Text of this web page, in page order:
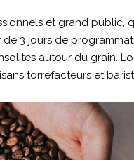
et grand public,
3 jours de
autour du grain.
torréfacteurs et